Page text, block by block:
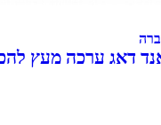
ערכה מעץ להכנת